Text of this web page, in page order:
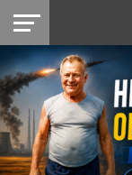
НІКОПОЛЬ
РАЙОН
СІЧЕСЛАВСЬКА
УКРАЇНА
РЕТРО
НІКОПОЛЬ
ЛАЙТ
УКРАЇНА
ДОПОМОГА
РАДІО